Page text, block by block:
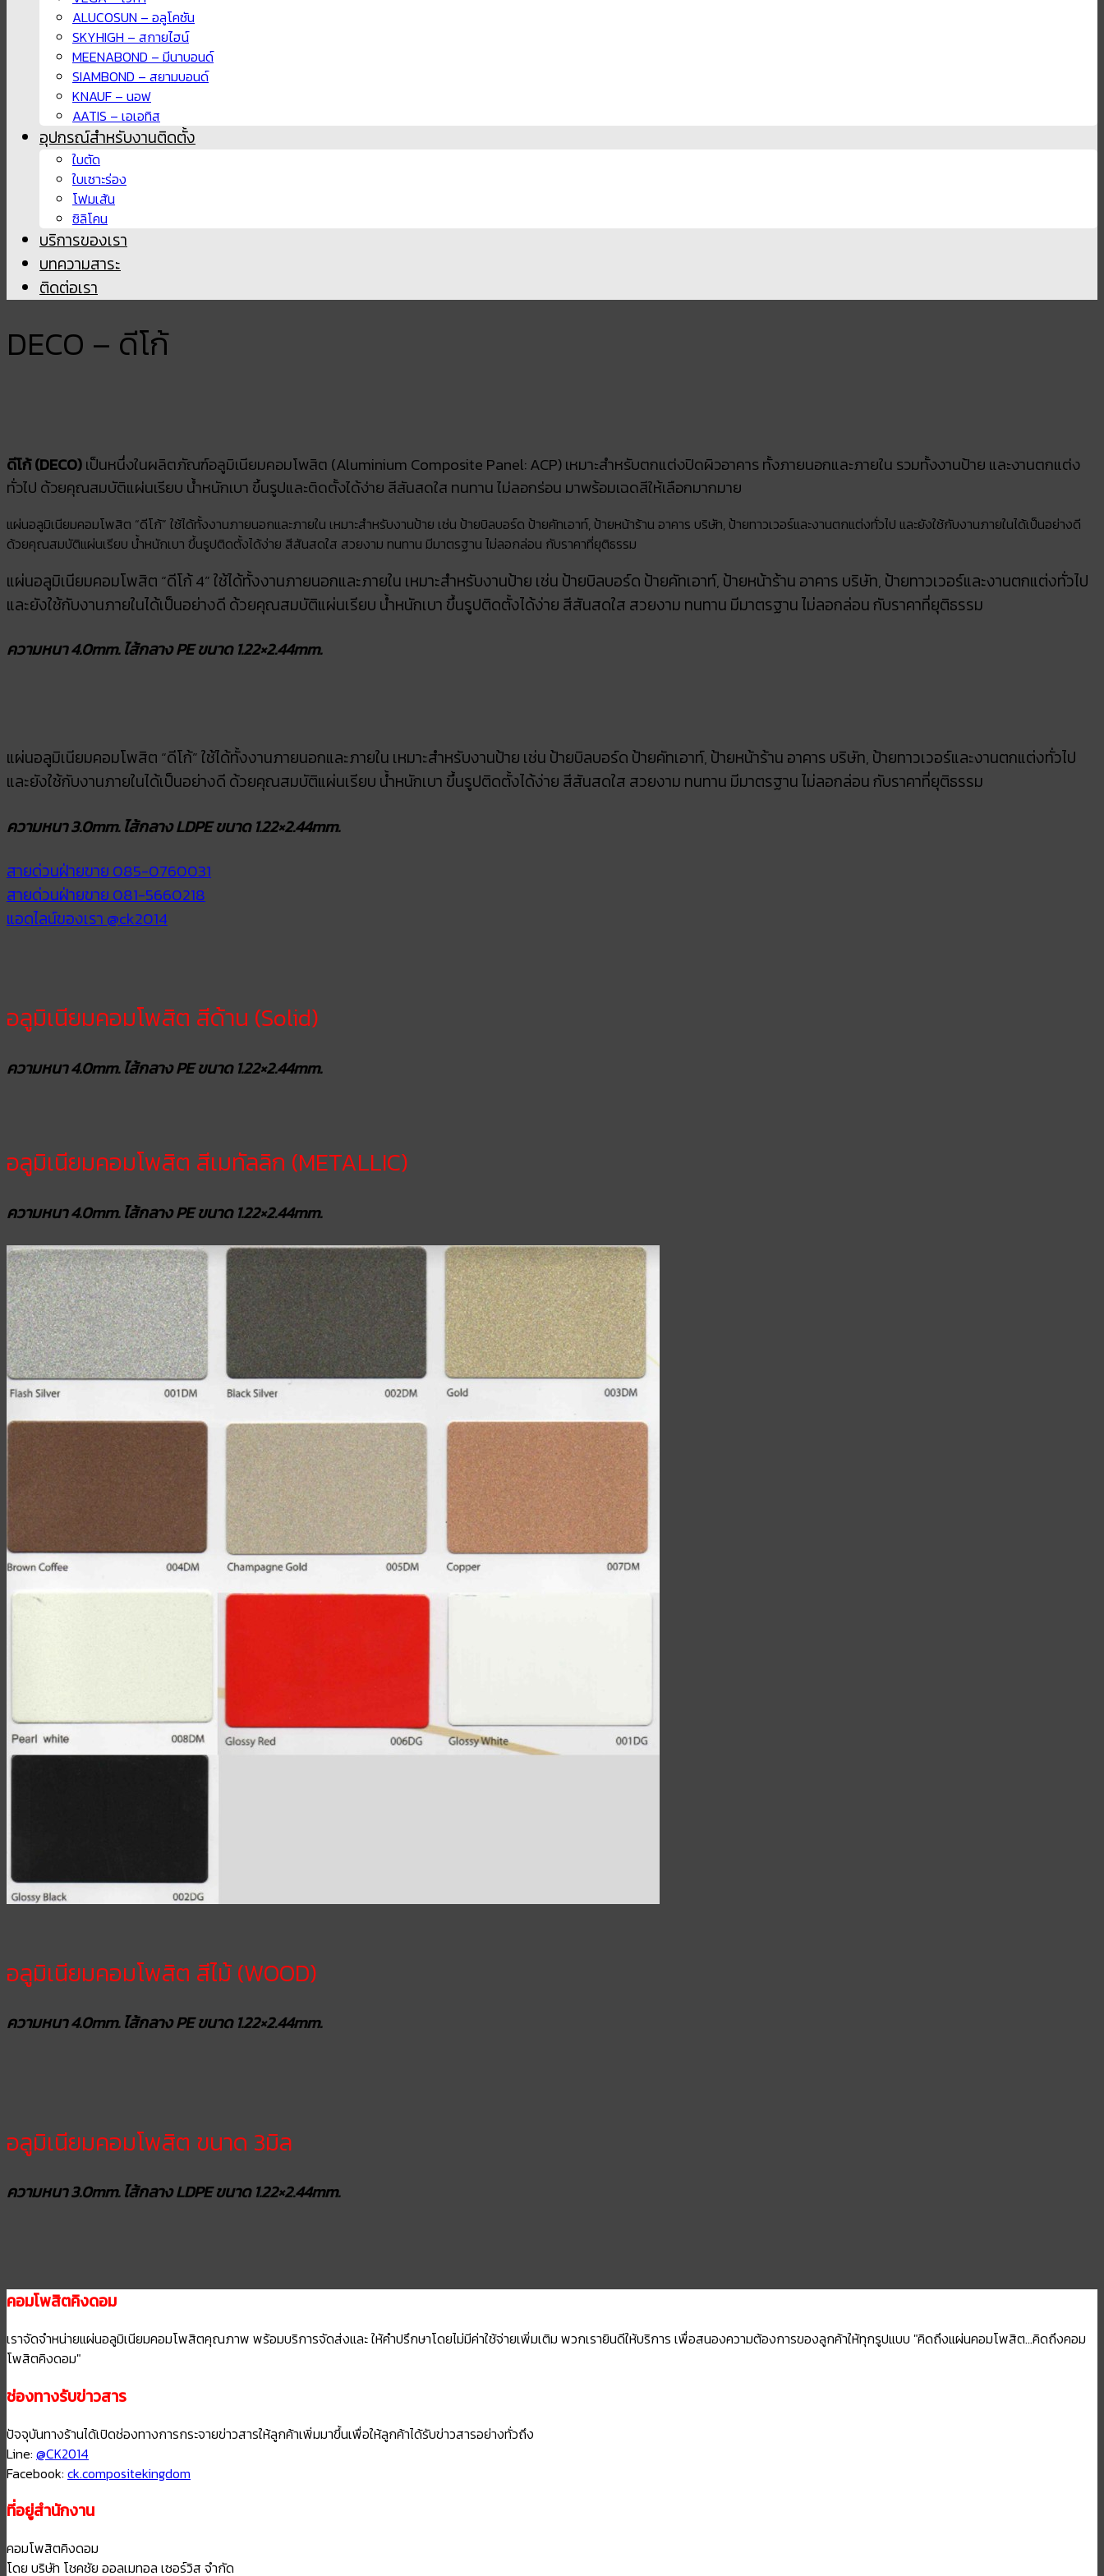
ALUCOSUN – อลูโคซัน
SKYHIGH – สกายไฮน์
MEENABOND – มีนาบอนด์
SIAMBOND – สยามบอนด์
KNAUF – นอฟ
AATIS – เอเอทิส
อุปกรณ์สำหรับงานติดตั้ง
ใบตัด
ใบเซาะร่อง
โฟมเส้น
ซิลิโคน
บริการของเรา
บทความสาระ
ติดต่อเรา
DECO – ดีโก้
ดีโก้ (DECO)เป็นหนึ่งในผลิตภัณฑ์อลูมิเนียมคอมโพสิต (Aluminium Composite Panel: ACP) เหมาะสำหรับตกแต่งปิดผิวอาคาร ทั้งภายนอกและภายใน รวมทั้งงานป้าย และงานตกแต่ง
ทั่วไป ด้วยคุณสมบัติแผ่นเรียบ น้ำหนักเบา ขึ้นรูปและติดตั้งได้ง่าย สีสันสดใส ทนทาน ไม่ลอกร่อน มาพร้อมเฉดสีให้เลือกมากมาย
แผ่นอลูมิเนียมคอมโพสิต “ดีโก้” ใช้ได้ทั้งงานภายนอกและภายใน เหมาะสำหรับงานป้าย เช่น ป้ายบิลบอร์ด ป้ายคัทเอาท์, ป้ายหน้าร้าน อาคาร บริษัท, ป้ายทาวเวอร์และงานตกแต่งทั่วไป และยังใช้กับงานภายในได้เป็นอย่างดี
ด้วยคุณสมบัติแผ่นเรียบ น้ำหนักเบา ขึ้นรูปติดตั้งได้ง่าย สีสันสดใส สวยงาม ทนทาน มีมาตรฐาน ไม่ลอกล่อน กับราคาที่ยุติธรรม
แผ่นอลูมิเนียมคอมโพสิต “ดีโก้ 4” ใช้ได้ทั้งงานภายนอกและภายใน เหมาะสำหรับงานป้าย เช่น ป้ายบิลบอร์ด ป้ายคัทเอาท์, ป้ายหน้าร้าน อาคาร บริษัท, ป้ายทาวเวอร์และงานตกแต่งทั่วไป
และยังใช้กับงานภายในได้เป็นอย่างดี ด้วยคุณสมบัติแผ่นเรียบ น้ำหนักเบา ขึ้นรูปติดตั้งได้ง่าย สีสันสดใส สวยงาม ทนทาน มีมาตรฐาน ไม่ลอกล่อน กับราคาที่ยุติธรรม
ความหนา 4.0mm. ไส้กลาง PE ขนาด 1.22×2.44mm.
แผ่นอลูมิเนียมคอมโพสิต “ดีโก้” ใช้ได้ทั้งงานภายนอกและภายใน เหมาะสำหรับงานป้าย เช่น ป้ายบิลบอร์ด ป้ายคัทเอาท์, ป้ายหน้าร้าน อาคาร บริษัท, ป้ายทาวเวอร์และงานตกแต่งทั่วไป
และยังใช้กับงานภายในได้เป็นอย่างดี ด้วยคุณสมบัติแผ่นเรียบ น้ำหนักเบา ขึ้นรูปติดตั้งได้ง่าย สีสันสดใส สวยงาม ทนทาน มีมาตรฐาน ไม่ลอกล่อน กับราคาที่ยุติธรรม
ความหนา 3.0mm. ไส้กลาง LDPE ขนาด 1.22×2.44mm.
สายด่วนฝ่ายขาย 085-0760031
สายด่วนฝ่ายขาย 081-5660218
แอดไลน์ของเรา @ck2014
อลูมิเนียมคอมโพสิต สีด้าน (Solid)
ความหนา 4.0mm. ไส้กลาง PE ขนาด 1.22×2.44mm.
อลูมิเนียมคอมโพสิต สีเมทัลลิก (METALLIC)
ความหนา 4.0mm. ไส้กลาง PE ขนาด 1.22×2.44mm.
อลูมิเนียมคอมโพสิต สีไม้ (WOOD)
ความหนา 4.0mm. ไส้กลาง PE ขนาด 1.22×2.44mm.
อลูมิเนียมคอมโพสิต ขนาด 3มิล
ความหนา 3.0mm. ไส้กลาง LDPE ขนาด 1.22×2.44mm.
คอมโพสิตคิงดอม
เราจัดจำหน่ายแผ่นอลูมิเนียมคอมโพสิตคุณภาพ พร้อมบริการจัดส่งและ ให้คำปรึกษาโดยไม่มีค่าใช้จ่ายเพิ่มเติม พวกเรายินดีให้บริการ เพื่อสนองความต้องการของลูกค้าให้ทุกรูปแบบ "คิดถึงแผ่นคอมโพสิต...คิดถึงคอม
โพสิตคิงดอม"
ช่องทางรับข่าวสาร
ปัจจุบันทางร้านได้เปิดช่องทางการกระจายข่าวสารให้ลูกค้าเพิ่มมาขึ้นเพื่อให้ลูกค้าได้รับข่าวสารอย่างทั่วถึง
Line: @CK2014
Facebook: ck.compositekingdom
ที่อยู่สำนักงาน
คอมโพสิตคิงดอม
โดย บริษัท โชคชัย ออลเมทอล เซอร์วิส จำกัด